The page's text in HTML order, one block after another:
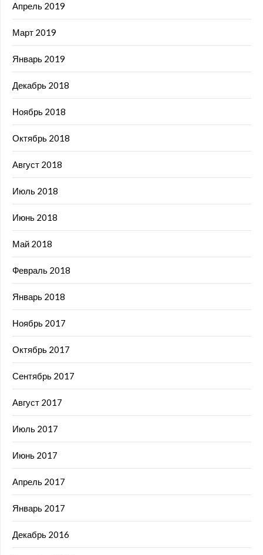
Апрель 2019
Март 2019
Январь 2019
Декабрь 2018
Ноябрь 2018
Октябрь 2018
Август 2018
Июль 2018
Июнь 2018
Май 2018
Февраль 2018
Январь 2018
Ноябрь 2017
Октябрь 2017
Сентябрь 2017
Август 2017
Июль 2017
Июнь 2017
Апрель 2017
Январь 2017
Декабрь 2016